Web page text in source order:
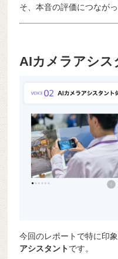
そ、本音の評価につなが
AIカメラアシス
今回のレポートで特に印
アシスタントです。